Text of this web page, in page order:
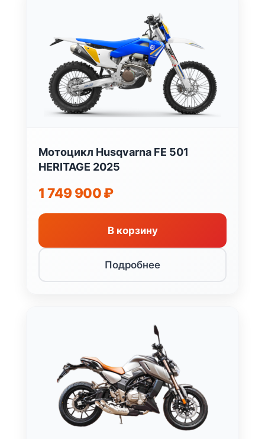
Мотоцикл Husqvarna FE 501
HERITAGE 2025
1 749 900₽
В корзину
Подробнее